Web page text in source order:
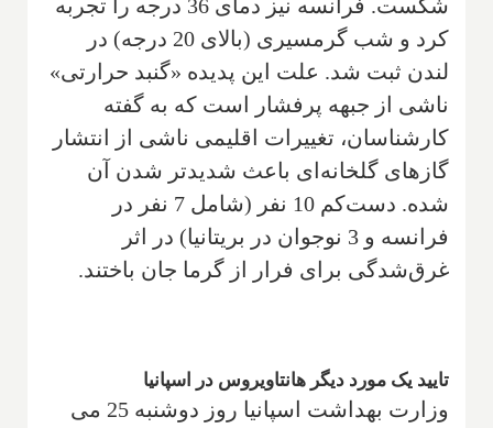
شکست. فرانسه نیز دمای 36 درجه را تجربه
کرد و شب گرمسیری (بالای 20 درجه) در
لندن ثبت شد. علت این پدیده «گنبد حرارتی»
ناشی از جبهه پرفشار است که به گفته
کارشناسان، تغییرات اقلیمی ناشی از انتشار
گازهای گلخانه‌ای باعث شدیدتر شدن آن
شده. دست‌کم 10 نفر (شامل 7 نفر در
فرانسه و 3 نوجوان در بریتانیا) در اثر
غرق‌شدگی برای فرار از گرما جان باختند.
تایید یک مورد دیگر هانتاویروس در اسپانیا
وزارت بهداشت اسپانیا روز دوشنبه 25 می